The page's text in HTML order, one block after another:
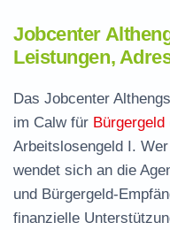
Jobcenter
Leistungen,
Das Jobcenter
im Calw für Bürgergeld
Arbeitslosengeld I.
wendet sich an die
und Bürgergeld-
finanzielle